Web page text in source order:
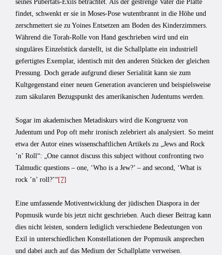
seines Pubertäts-Exils betrachtet. Als der gestrenge Vater die Platte
findet, schwenkt er sie in Moses-Pose wutentbrannt in die Höhe und
zerschmettert sie zu Yoines Entsetzen am Boden des Kinderzimmers.
Während die Torah-Rolle von Hand geschrieben wird und ein
singuläres Einzelstück darstellt, ist die Schallplatte ein industriell
gefertigtes Exemplar, identisch mit den anderen Stücken der gleichen
Pressung. Doch gerade aufgrund dieser Serialität kann sie zum
Kultgegenstand einer neuen Generation avancieren und beispielsweise
zum säkularen Bezugspunkt des amerikanischen Judentums werden.
Sogar im akademischen Metadiskurs wird die Kongruenz von
Judentum und Pop oft mehr ironisch zelebriert als analysiert. So meint
etwa der Autor eines wissenschaftlichen Artikels zu „Jews and Rock
’n’ Roll“: „One cannot discuss this subject without confronting two
Talmudic questions – one, ‘Who is a Jew?’ – and second, ‘What is
rock ’n’ roll?’“[7]
Eine umfassende Motiventwicklung der jüdischen Diaspora in der
Popmusik wurde bis jetzt nicht geschrieben. Auch dieser Beitrag kann
dies nicht leisten, sondern lediglich verschiedene Bedeutungen von
Exil in unterschiedlichen Konstellationen der Popmusik ansprechen
und dabei auch auf das Medium der Schallplatte verweisen.